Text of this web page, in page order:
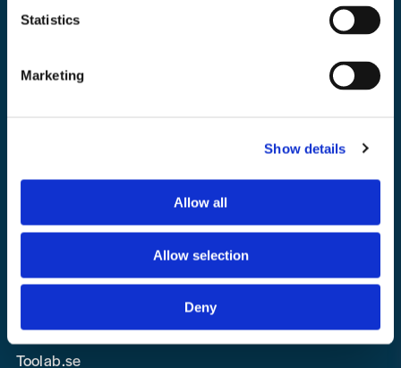
Statistics
Marketing
Show details
Allow all
Allow selection
Deny
Skicka
Bli medlem i vårt nyhetsbrev och ta del av våra nyheter och erbjudande.
Toolab.se